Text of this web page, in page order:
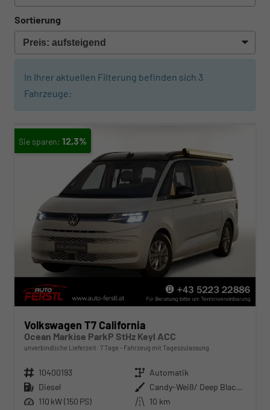
Sortierung
In Ihrer aktuellen Filterung befinden sich 3
Fahrzeuge:
12,3%
Volkswagen T7 California
Ocean Markise ParkP StHz Keyl ACC
unverbindliche Lieferzeit: 7 Tage Fahrzeug mit Tageszulassung
Fahrzeugnr. 10400193 Getriebe Automatik
Kraftstoff Diesel Außenfarbe
Candy-Weiß/ Deep Black Perleffek
Leistung 110 kW (150 PS) Kilometerstand 10 km